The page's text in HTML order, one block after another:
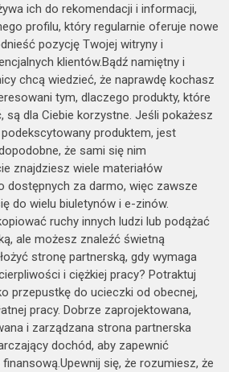
ich do rekomendacji i informacji,
profilu, który regularnie oferuje nowe
pozycję Twojej witryny i
klientów.Bądź namiętny i
chcą wiedzieć, że naprawdę kochasz
tym, dlaczego produkty, które
są dla Ciebie korzystne. Jeśli pokażesz
produktem, jest
że sami się nim
znajdziesz wiele materiałów
dostępnych za darmo, więc zawsze
do wielu biuletynów i e-zinów.
ruchy innych ludzi lub podążać
ale możesz znaleźć świetną
stronę partnerską, gdy wymaga
i ciężkiej pracy? Potraktuj
przepustkę do ucieczki od obecnej,
pracy. Dobrze zaprojektowana,
i zarządzana strona partnerska
dochód, aby zapewnić
się, że rozumiesz, że